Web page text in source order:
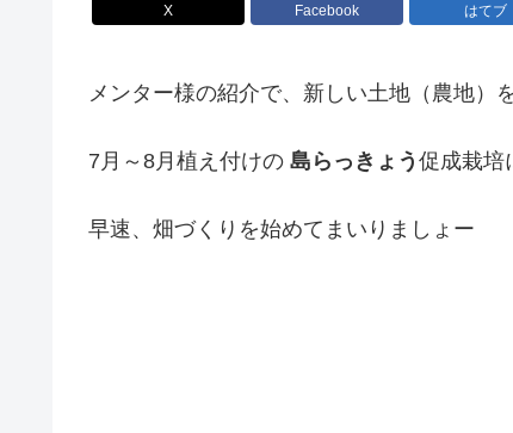
X Facebook はてブ
メンター様の紹介で、新しい土地（農地）
7月～8月植え付けの 島らっきょう 促成栽培
早速、畑づくりを始めてまいりましょー